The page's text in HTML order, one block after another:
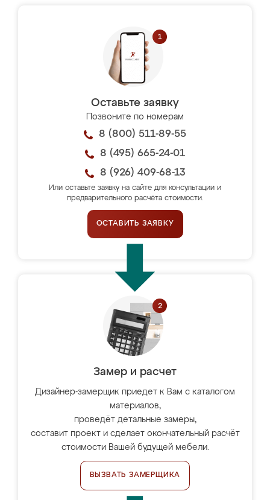
Оставьте заявку
Позвоните по номерам
8 (800) 511-89-55
8 (495) 665-24-01
8 (926) 409-68-13
Или оставьте заявку на сайте для консультации и
предварительного расчёта стоимости.
ОСТАВИТЬ ЗАЯВКУ
Замер и расчет
Дизайнер-замерщик приедет к Вам с каталогом
материалов,
проведёт детальные замеры,
составит проект и сделает окончательный расчёт
стоимости Вашей будущей мебели.
ВЫЗВАТЬ ЗАМЕРЩИКА